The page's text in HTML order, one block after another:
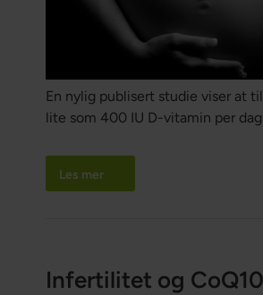
En nylig publisert studie viser at
lite som 400 IU D-vitamin per
Les mer
Infertilitet og CoQ10